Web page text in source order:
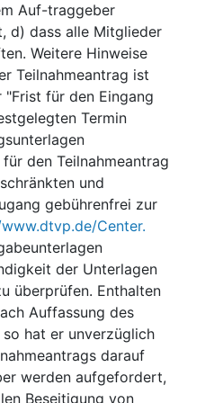
Auf-traggeber
d) dass alle Mitglieder
Weitere Hinweise
Teilnahmeantrag ist
für den Eingang
Termin
den Teilnahmeantrag
und
gebührenfrei zur
Center.
der Unterlagen
überprüfen. Enthalten
Auffassung des
hat er unverzüglich
darauf
werden aufgefordert,
Beseitigung von